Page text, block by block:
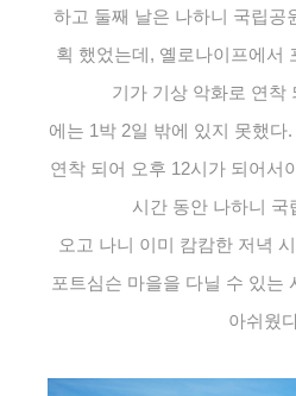
하고 둘째 날은 나하니 국립공
획 했었는데, 옐로나이프에서
기가 기상 악화로 연착
에는 1박 2일 밖에 있지 못했다
연착 되어 오후 12시가 되어
시간 동안 나하니 국
오고 나니 이미 캄캄한 저녁
포트심슨 마을을 다닐 수 있는
아쉬웠